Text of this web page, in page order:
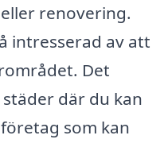
renovering.
intresserad av att
Det
där du kan
som kan